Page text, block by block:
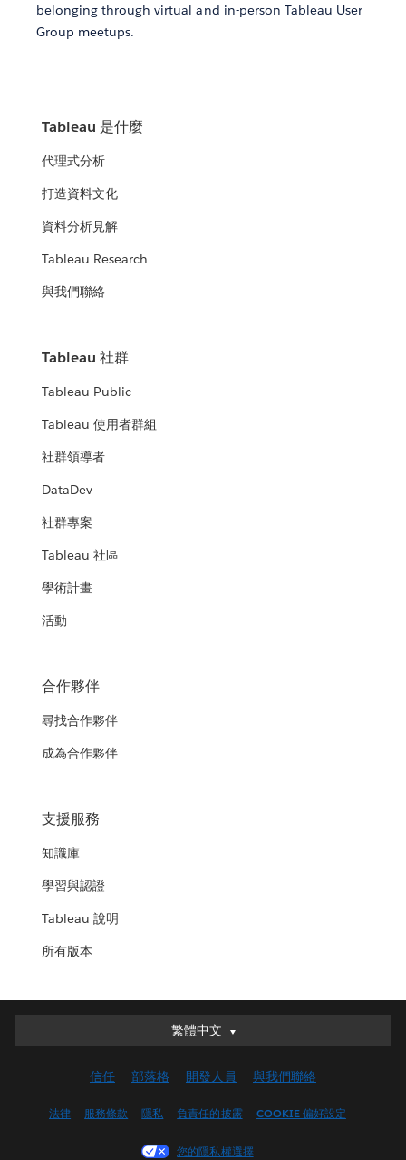
belonging through virtual and in-person Tableau User
Group meetups.
Tableau 是什麼
代理式分析
打造資料文化
資料分析見解
Tableau Research
與我們聯絡
Tableau 社群
Tableau Public
Tableau 使用者群組
社群領導者
DataDev
社群專案
Tableau 社區
學術計畫
活動
合作夥伴
尋找合作夥伴
成為合作夥伴
支援服務
知識庫
學習與認證
Tableau 說明
所有版本
繁體中文
繁體中文
English (UK)
Français (Canada)
信任 部落格 開發人員 與我們聯絡
法律 服務條款 隱私 負責任的披露 COOKIE 偏好設定
您的隱私權選擇